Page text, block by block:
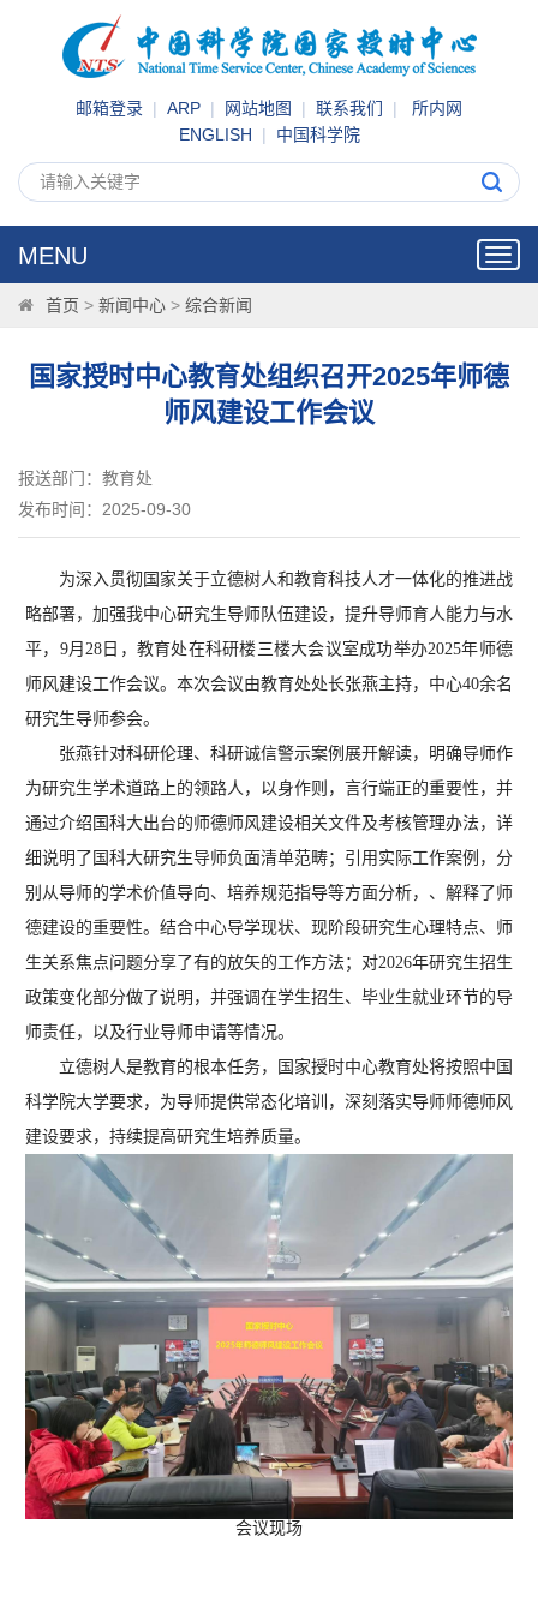
邮箱登录 | ARP | 网站地图 | 联系我们 | 所内网
ENGLISH | 中国科学院
MENU
首页 > 新闻中心 > 综合新闻
国家授时中心教育处组织召开2025年师德
师风建设工作会议
报送部门：教育处
发布时间：2025-09-30
为深入贯彻国家关于立德树人和教育科技人才一体化的推进战
略部署，加强我中心研究生导师队伍建设，提升导师育人能力与水
平，9月28日，教育处在科研楼三楼大会议室成功举办2025年师德
师风建设工作会议。本次会议由教育处处长张燕主持，中心40余名
研究生导师参会。
张燕针对科研伦理、科研诚信警示案例展开解读，明确导师作
为研究生学术道路上的领路人，以身作则，言行端正的重要性，并
通过介绍国科大出台的师德师风建设相关文件及考核管理办法，详
细说明了国科大研究生导师负面清单范畴；引用实际工作案例，分
别从导师的学术价值导向、培养规范指导等方面分析，、解释了师
德建设的重要性。结合中心导学现状、现阶段研究生心理特点、师
生关系焦点问题分享了有的放矢的工作方法；对2026年研究生招生
政策变化部分做了说明，并强调在学生招生、毕业生就业环节的导
师责任，以及行业导师申请等情况。
立德树人是教育的根本任务，国家授时中心教育处将按照中国
科学院大学要求，为导师提供常态化培训，深刻落实导师师德师风
建设要求，持续提高研究生培养质量。
会议现场